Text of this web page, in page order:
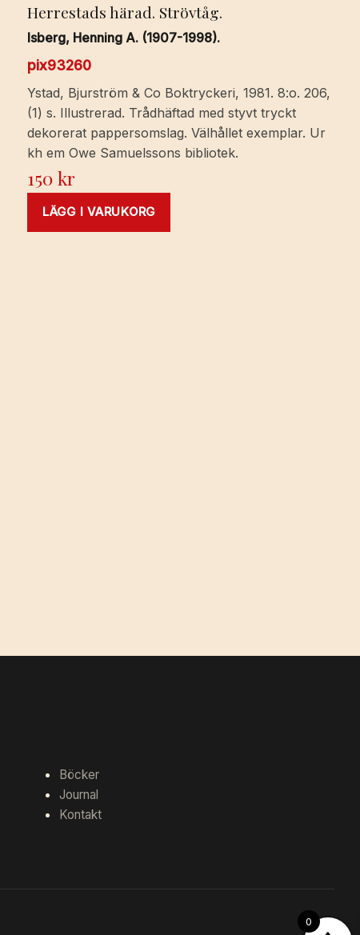
Herrestads härad. Strövtåg.
Isberg, Henning A. (1907-1998).
pix93260
Ystad, Bjurström & Co Boktryckeri, 1981. 8:o. 206,
(1) s. Illustrerad. Trådhäftad med styvt tryckt
dekorerat pappersomslag. Välhållet exemplar. Ur
kh em Owe Samuelssons bibliotek.
150kr
LÄGG I VARUKORG
Böcker
Journal
Kontakt
0